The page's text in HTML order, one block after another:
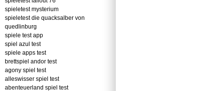
spieletest mysterium
spieletest die quacksalber von
quedlinburg
spiele test app
spiel azul test
spiele apps test
brettspiel andor test
agony spiel test
alleswisser spiel test
abenteuerland spiel test